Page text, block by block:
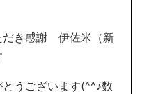
き感謝 伊佐米（新
うございます(^^♪数